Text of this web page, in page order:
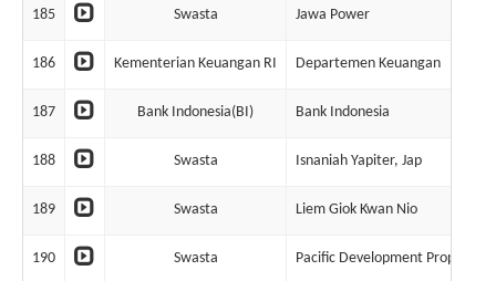
185 Swasta Jawa Power
186 Kementerian Keuangan RI Departemen Keuangan
187 Bank Indonesia(BI) Bank Indonesia
188 Swasta Isnaniah Yapiter, Jap
189 Swasta Liem Giok Kwan Nio
190 Swasta Pacific Development